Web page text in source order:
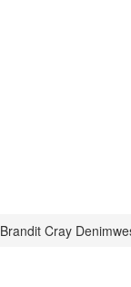
Brandit Cray